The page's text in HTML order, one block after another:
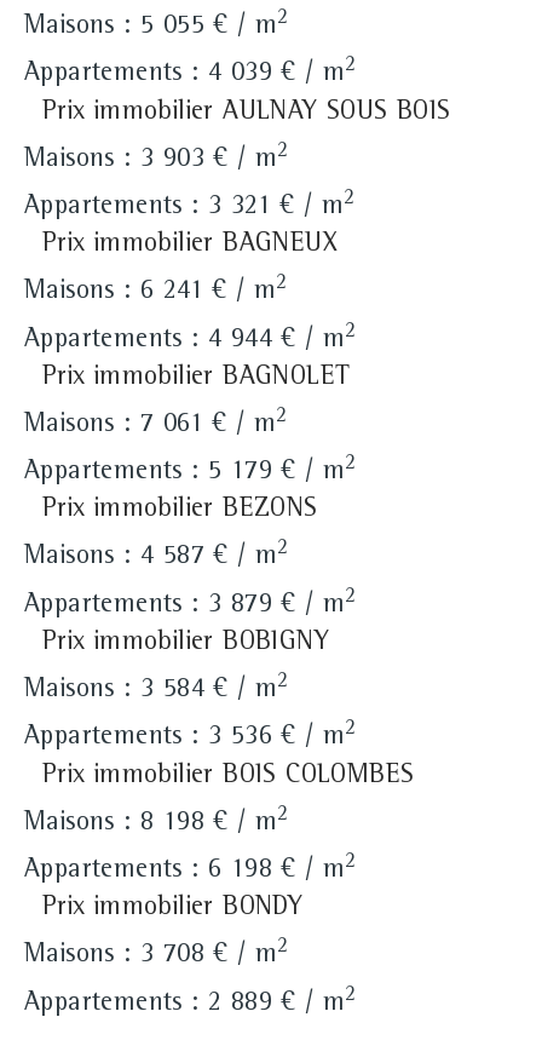
Maisons : 5 055 € / m2
Appartements : 4 039 € / m2
Prix immobilier AULNAY SOUS BOIS
Maisons : 3 903 € / m2
Appartements : 3 321 € / m2
Prix immobilier BAGNEUX
Maisons : 6 241 € / m2
Appartements : 4 944 € / m2
Prix immobilier BAGNOLET
Maisons : 7 061 € / m2
Appartements : 5 179 € / m2
Prix immobilier BEZONS
Maisons : 4 587 € / m2
Appartements : 3 879 € / m2
Prix immobilier BOBIGNY
Maisons : 3 584 € / m2
Appartements : 3 536 € / m2
Prix immobilier BOIS COLOMBES
Maisons : 8 198 € / m2
Appartements : 6 198 € / m2
Prix immobilier BONDY
Maisons : 3 708 € / m2
Appartements : 2 889 € / m2